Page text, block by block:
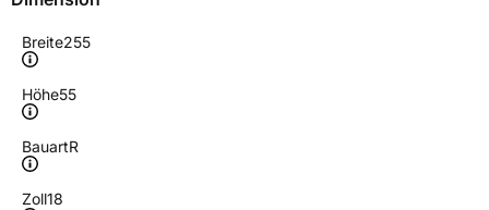
Breite255
Höhe55
BauartR
Zoll18